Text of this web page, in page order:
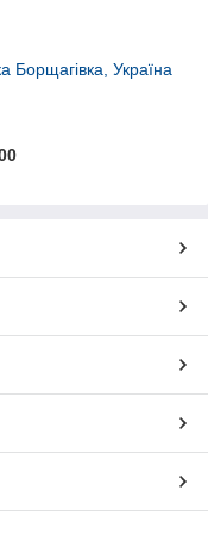
Борщагівка, Україна